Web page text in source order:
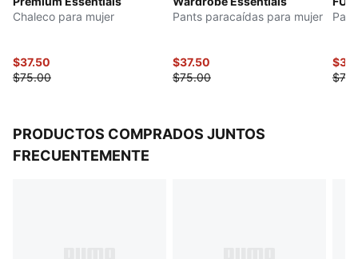
Cintura elástica con cordón interno
Chaleco para mujer
$37.50
$75.00
Pants paracaídas para mujer
$37.50
$75.00
PRODUCTOS COMPRADOS JUNTOS
FRECUENTEMENTE